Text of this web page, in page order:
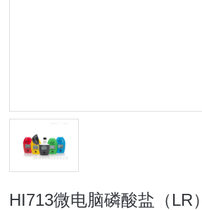
HI713微电脑磷酸盐（LR